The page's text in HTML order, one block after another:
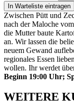
In Warteliste eintragen
Zwischen Pütt und
nach der Maloche
die Mutter baute
an. Wir lassen die
neuem Gewand
regionales Essen
wollen. Ihr werdet
Beginn 19:00 Uhr;
WEITERE